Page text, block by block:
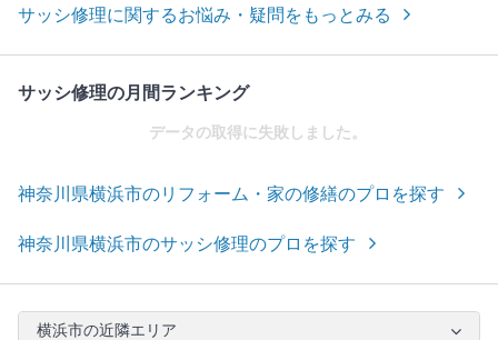
サッシ修理に関するお悩み・疑問をもっとみる
サッシ修理の月間ランキング
データの取得に失敗しました。
神奈川県横浜市のリフォーム・家の修繕のプロを探す
神奈川県横浜市のサッシ修理のプロを探す
横浜市の近隣エリア